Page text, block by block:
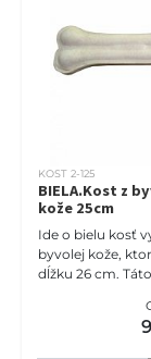
KOST 2-125
BIELA.Kost z
kože 25cm
Ide o bielu kosť
byvolej kože,
dĺžku 26 cm.
prírodná a
zuby psíka. Ak